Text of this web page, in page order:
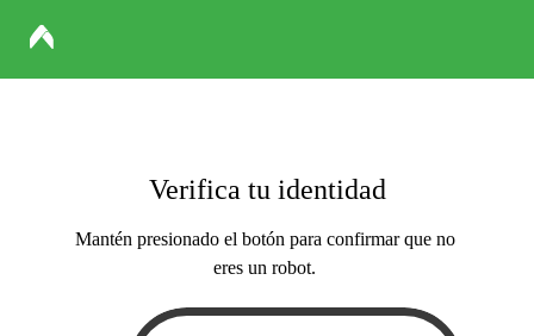
Verifica tu identidad
Mantén presionado el botón para confirmar que no
eres un robot.